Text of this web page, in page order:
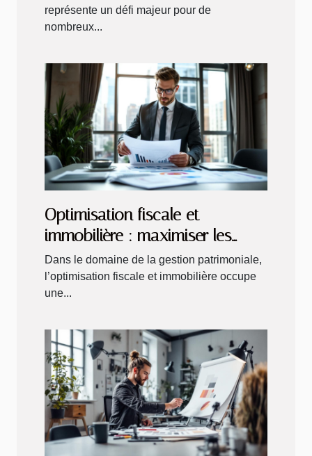
représente un défi majeur pour de
nombreux...
Optimisation fiscale et
immobilière : maximiser les
bénéfices de la location
Dans le domaine de la gestion patrimoniale,
l’optimisation fiscale et immobilière occupe
une...